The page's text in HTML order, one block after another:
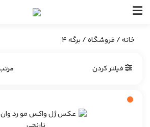
خانه/ فروشگاه/ برگه 4
فیلتر کردن